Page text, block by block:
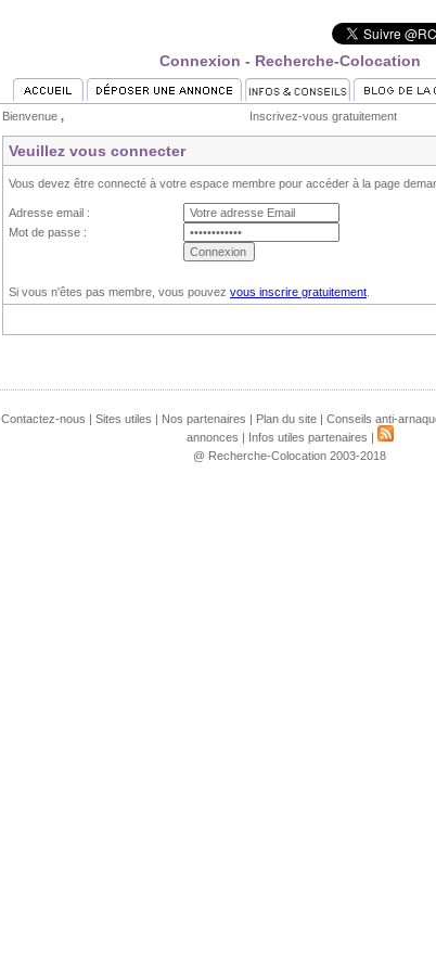
Connexion - Recherche-Colocation
Bienvenue , Inscrivez-vous gratuitement
Veuillez vous connecter
Vous devez être connecté à votre espace membre pour accéder à la page
Adresse email :
Mot de passe :
Si vous n'êtes pas membre, vous pouvez vous inscrire gratuitement
Contactez-nous | Sites utiles | Nos partenaires | Plan du site| Conseils anti-
annonces | Infos utiles partenaires |
@ Recherche-Colocation 2003-2018